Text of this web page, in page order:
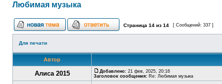
Любимая музыка
Страница 14 из 14 [ Сообщений: 337 ]
Для печати
Автор
Алиса 2015 Добавлено: 21 фев, 2025, 20:16
Заголовок сообщения: Re: Любимая музыка